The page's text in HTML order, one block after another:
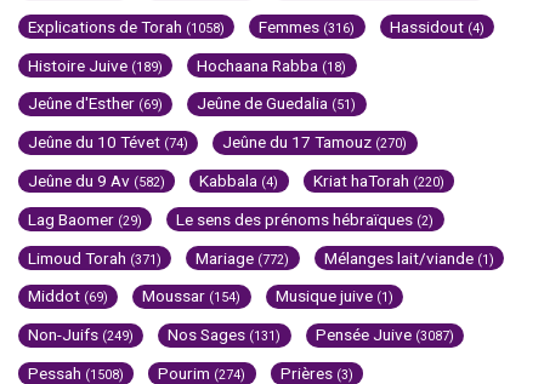
Explications de Torah (1058) Femmes (316) Hassidout (4)
Histoire Juive (189) Hochaana Rabba (18)
Jeûne d'Esther (69) Jeûne de Guedalia (51)
Jeûne du 10 Tévet (74) Jeûne du 17 Tamouz (270)
Jeûne du 9 Av (582) Kabbala (4) Kriat haTorah (220)
Lag Baomer (29) Le sens des prénoms hébraïques (2)
Limoud Torah (371) Mariage (772) Mélanges lait/viande (1)
Middot (69) Moussar (154) Musique juive (1)
Non-Juifs (249) Nos Sages (131) Pensée Juive (3087)
Pessah (1508) Pourim (274) Prières (3)